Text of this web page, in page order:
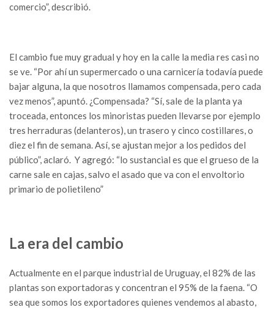
comercio”, describió.
El cambio fue muy gradual y hoy en la calle la media res casi no
se ve. “Por ahí un supermercado o una carnicería todavía puede
bajar alguna, la que nosotros llamamos compensada, pero cada
vez menos”, apuntó. ¿Compensada? “Sí, sale de la planta ya
troceada, entonces los minoristas pueden llevarse por ejemplo
tres herraduras (delanteros), un trasero y cinco costillares, o
diez el fin de semana. Así, se ajustan mejor a los pedidos del
público”, aclaró. Y agregó: “lo sustancial es que el grueso de la
carne sale en cajas, salvo el asado que va con el envoltorio
primario de polietileno”
La era del cambio
Actualmente en el parque industrial de Uruguay, el 82% de las
plantas son exportadoras y concentran el 95% de la faena. “O
sea que somos los exportadores quienes vendemos al abasto,